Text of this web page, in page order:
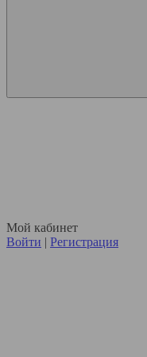
Мой кабинет
Войти | Регистрация